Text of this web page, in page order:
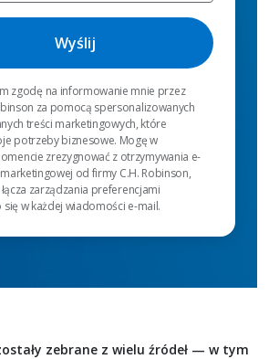
zgodę na informowanie mnie przez
za pomocą spersonalizowanych
treści marketingowych, które
potrzeby biznesowe. Mogę w
zrezygnować z otrzymywania e-
od firmy C.H. Robinson,
zarządzania preferencjami
się w każdej wiadomości e-mail.
zebrane z wielu źródeł — w tym